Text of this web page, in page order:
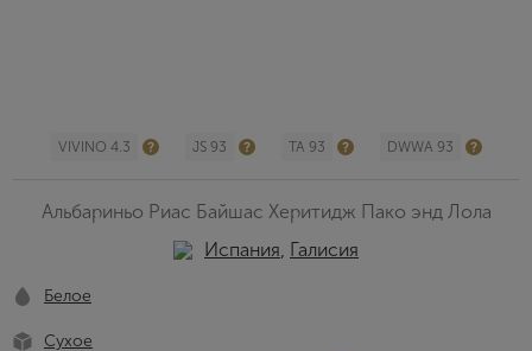
VIVINO 4.3 JS 93 TA 93 DWWA 93
Альбариньо Риас Байшас Херитидж Пако энд Лола
Испания, Галисия
Белое
Сухое